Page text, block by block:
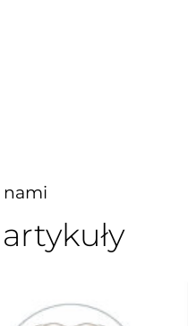
nami